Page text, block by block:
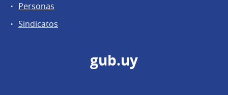
Personas
Sindicatos
gub.uy